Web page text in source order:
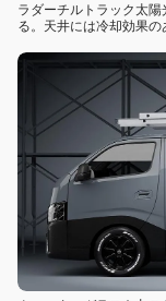
ラダーチルトラック太
る。天井には冷却効果の